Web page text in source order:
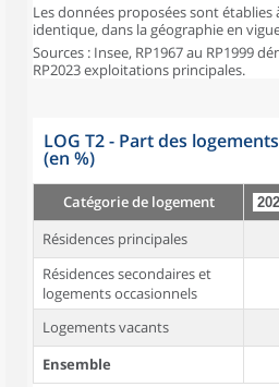
Les données proposées sont
identique, dans la géographie en
Sources : Insee, RP1967 au RP1999
RP2023 exploitations principales.
LOG T2 - Part des
(en %)
Catégorie de logement
Résidences principales
Résidences secondaires et
logements occasionnels
Logements vacants
Ensemble